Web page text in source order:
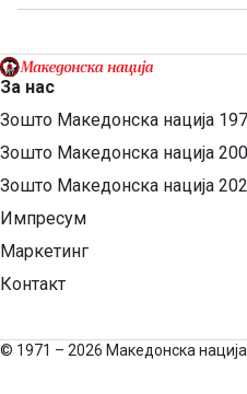
За нас
Зошто Македонска нација
Зошто Македонска нација
Зошто Македонска нација
Импресум
Маркетинг
Контакт
© 1971 – 2026 Македонска